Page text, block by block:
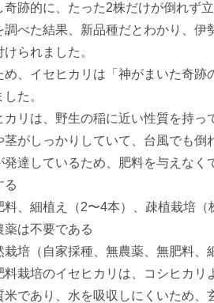
奇跡的に、たった2株だけが倒れず
調べた結果、新品種だとわかり、伊
けられました。
め、イセヒカリは「神がまいた奇跡
した。
カリは、野生の稲に近い性質を持っ
茎がしっかりしていて、台風でも倒
発達しているため、肥料を与えな
る
料、細植え（2〜4本）、疎植栽培
薬は不要である
栽培（自家採種、無農薬、無肥料
料栽培のイセヒカリは、コシヒカリ
米であり、水を吸収しにくいため